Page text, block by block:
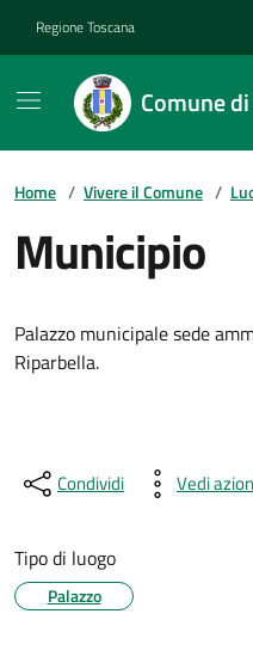
Regione Toscana
Comune
Home / Vivere il Comune /
Municipio
Descrizione breve
Palazzo municipale sede
Riparbella.
Condividi Vedi
Tipo di luogo
Palazzo